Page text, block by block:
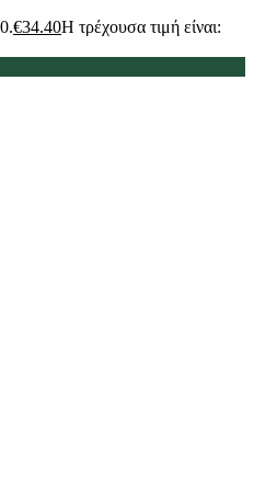
€34.40Η τρέχουσα τιμή είναι: